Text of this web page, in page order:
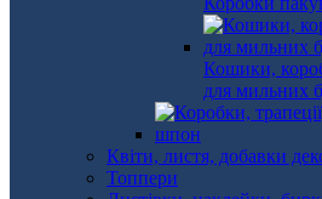
Кошики,
для мильних
Квіти, листя, добавки
Топпери